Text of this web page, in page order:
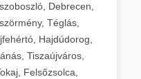
Debrecen,
Téglás,
Hajdúdorog,
Tiszaújváros,
Felsőzsolca,